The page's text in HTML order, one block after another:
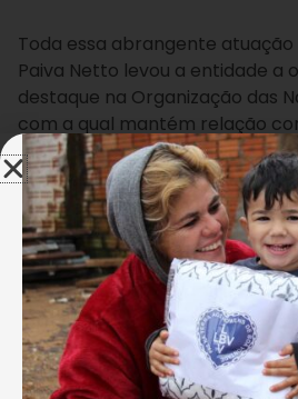
Toda essa abrangente
Paiva Netto levou a entidade a
destaque na Organização das
com a qual mantém relação
30 anos.
Fundou em 1989, o Templo da
aclamado pela população uma
de Brasília, e que se tornou um
monumentos ecumênicos do
peregrinos de diversos países.
2000, o Fórum Mundial Espírito
se tornou o maior movimento